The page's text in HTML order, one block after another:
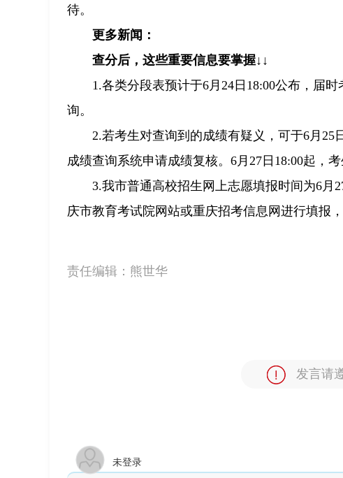
待。
更多新闻：
查分后，这些重要信息要掌握↓↓
1.各类分段表预计于6月24日18:00公布，届
询。
2.若考生对查询到的成绩有疑义，可于6月
成绩查询系统申请成绩复核。6月27日18:00起，
3.我市普通高校招生网上志愿填报时间为6月
庆市教育考试院网站或重庆招考信息网进行填报，
责任编辑： 熊世华
发言请
未登录